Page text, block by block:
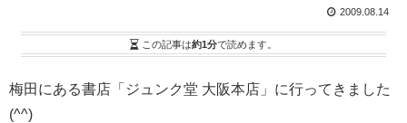
2009.08.14
この記事は約1分で読めます。
梅田にある書店「ジュンク堂 大阪本店」に行ってきました
(^^)